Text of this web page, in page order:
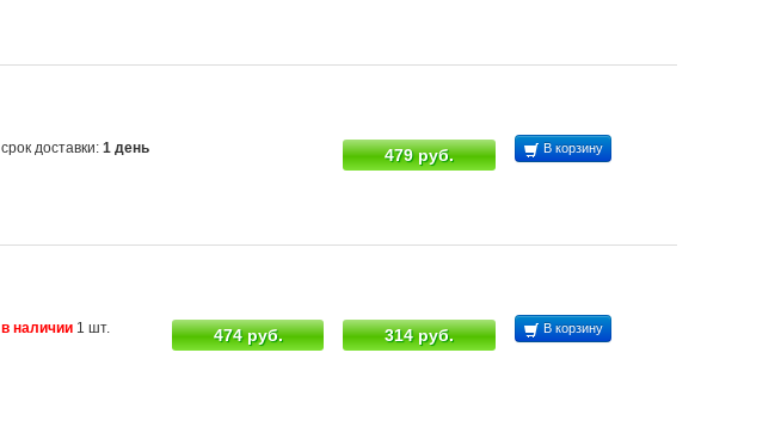
срок доставки: 1 день 479 руб. В корзину
в наличии 1 шт. 474 руб. 314 руб. В корзину